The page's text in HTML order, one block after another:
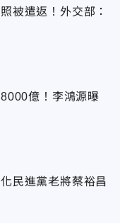
被遣返！外交部：
億！李鴻源曝
民進黨老將蔡裕昌